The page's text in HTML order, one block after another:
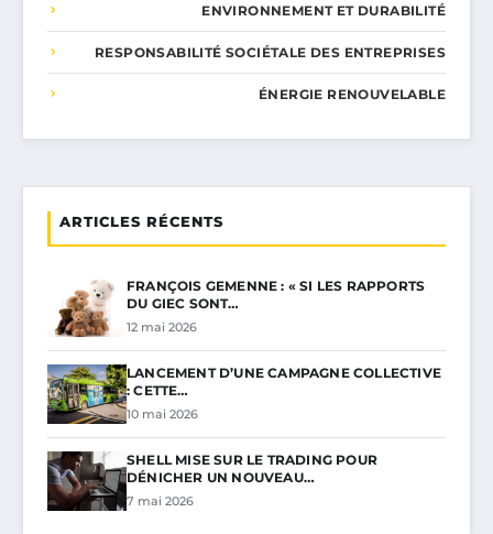
ENVIRONNEMENT ET DURABILITÉ
RESPONSABILITÉ SOCIÉTALE DES ENTREPRISES
ÉNERGIE RENOUVELABLE
ARTICLES RÉCENTS
FRANÇOIS GEMENNE : « SI LES RAPPORTS
DU GIEC SONT…
12 mai 2026
LANCEMENT D’UNE CAMPAGNE COLLECTIVE
: CETTE…
10 mai 2026
SHELL MISE SUR LE TRADING POUR
DÉNICHER UN NOUVEAU…
7 mai 2026